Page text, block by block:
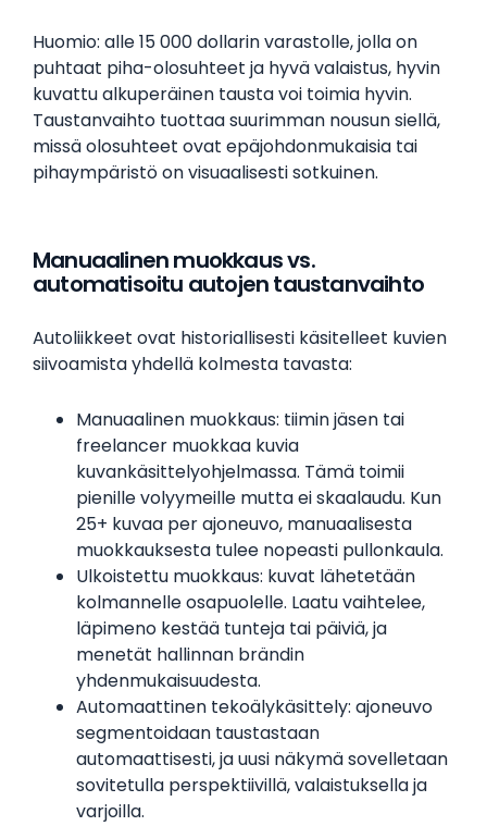
Huomio: alle 15 000 dollarin varastolle, jolla on
puhtaat piha-olosuhteet ja hyvä valaistus, hyvin
kuvattu alkuperäinen tausta voi toimia hyvin.
Taustanvaihto tuottaa suurimman nousun siellä,
missä olosuhteet ovat epäjohdonmukaisia tai
pihaympäristö on visuaalisesti sotkuinen.
Manuaalinen muokkaus vs.
automatisoitu autojen taustanvaihto
Autoliikkeet ovat historiallisesti käsitelleet kuvien
siivoamista yhdellä kolmesta tavasta:
Manuaalinen muokkaus: tiimin jäsen tai
freelancer muokkaa kuvia
kuvankäsittelyohjelmassa. Tämä toimii
pienille volyymeille mutta ei skaalaudu. Kun
25+ kuvaa per ajoneuvo, manuaalisesta
muokkauksesta tulee nopeasti pullonkaula.
Ulkoistettu muokkaus: kuvat lähetetään
kolmannelle osapuolelle. Laatu vaihtelee,
läpimeno kestää tunteja tai päiviä, ja
menetät hallinnan brändin
yhdenmukaisuudesta.
Automaattinen tekoälykäsittely: ajoneuvo
segmentoidaan taustastaan
automaattisesti, ja uusi näkymä sovelletaan
sovitetulla perspektiivillä, valaistuksella ja
varjoilla.